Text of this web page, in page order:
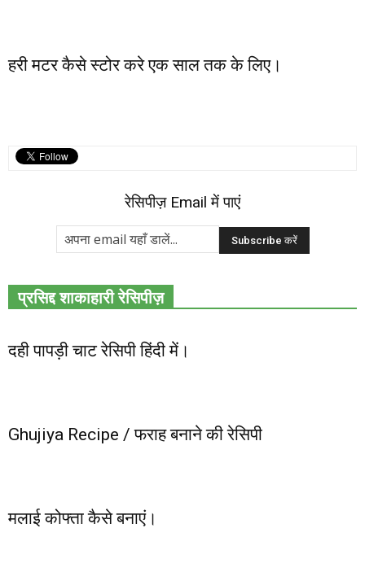
हरी मटर कैसे स्टोर करे एक साल तक के लिए।
रेसिपीज़ Email में पाएं
प्रसिद्द शाकाहारी रेसिपीज़
दही पापड़ी चाट रेसिपी हिंदी में।
Ghujiya Recipe / फराह बनाने की रेसिपी
मलाई कोफ्ता कैसे बनाएं।